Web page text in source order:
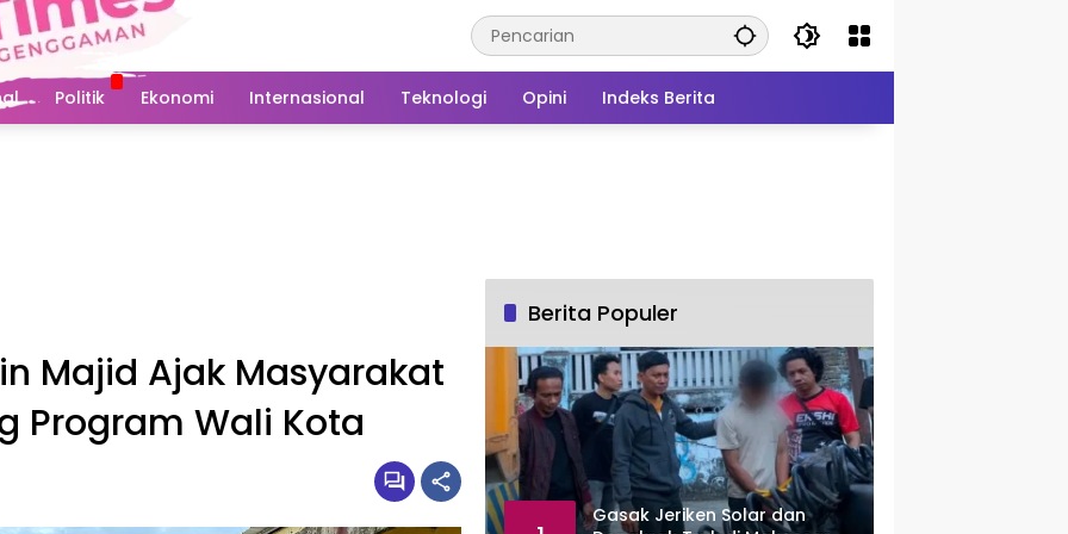
Politik Ekonomi Internasional Teknologi Opini Indeks Berita
Majid Ajak Masyarakat
Program Wali Kota
Berita Populer
Gasak Jeriken Solar dan